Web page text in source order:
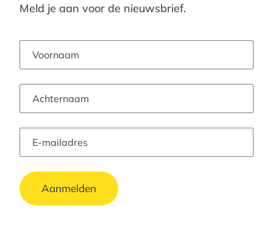
Meld je aan voor de nieuwsbrief.
Aanmelden